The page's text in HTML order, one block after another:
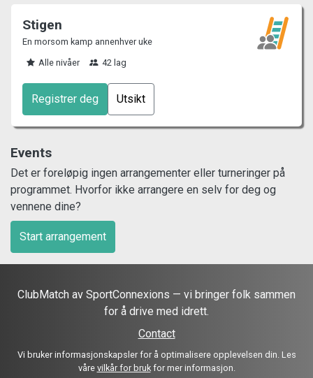
Stigen
En morsom kamp annenhver uke
Alle nivåer
42 lag
Registrer deg Utsikt
Events
Det er foreløpig ingen arrangementer eller turneringer på
programmet. Hvorfor ikke arrangere en selv for deg og
vennene dine?
Start arrangement
ClubMatch av SportConnexions — vi bringer folk sammen
for å drive med idrett.
Contact
Vi bruker informasjonskapsler for å optimalisere opplevelsen din. Les
våre vilkår for brukfor mer informasjon.